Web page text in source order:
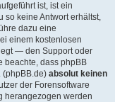
ist, ist ein
so keine Antwort erhältst,
dazu eine
einem kostenlosen
— den Support oder
beachte, dass phpBB
(phpBB.de) absolut keinen
der Forensoftware
herangezogen werden